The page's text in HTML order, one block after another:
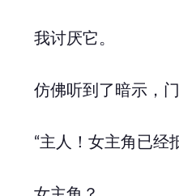
我讨厌它。
仿佛听到了暗示，
“主人！女主角已经